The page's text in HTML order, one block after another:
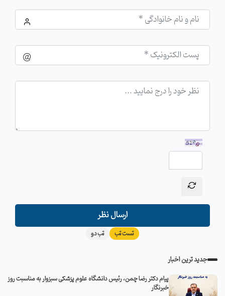
ارسال نظر
تست تب تب دو
جدید ترین اخبار
پیام دکتر رضا چمن، رئیس دانشگاه علوم پزشکی سبزوار به مناسبت روز
خبرنگار